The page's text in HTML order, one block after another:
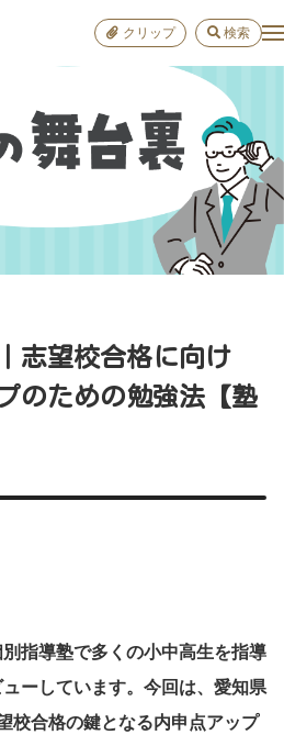
志望校合格に向け
のための勉強法【塾
別指導塾で多くの小中高生を指導
ーしています。今回は、愛知県
校合格の鍵となる内申点アップ
クリップ 検索
お出
雑学
おすすめ
進路
声を送る
部電力